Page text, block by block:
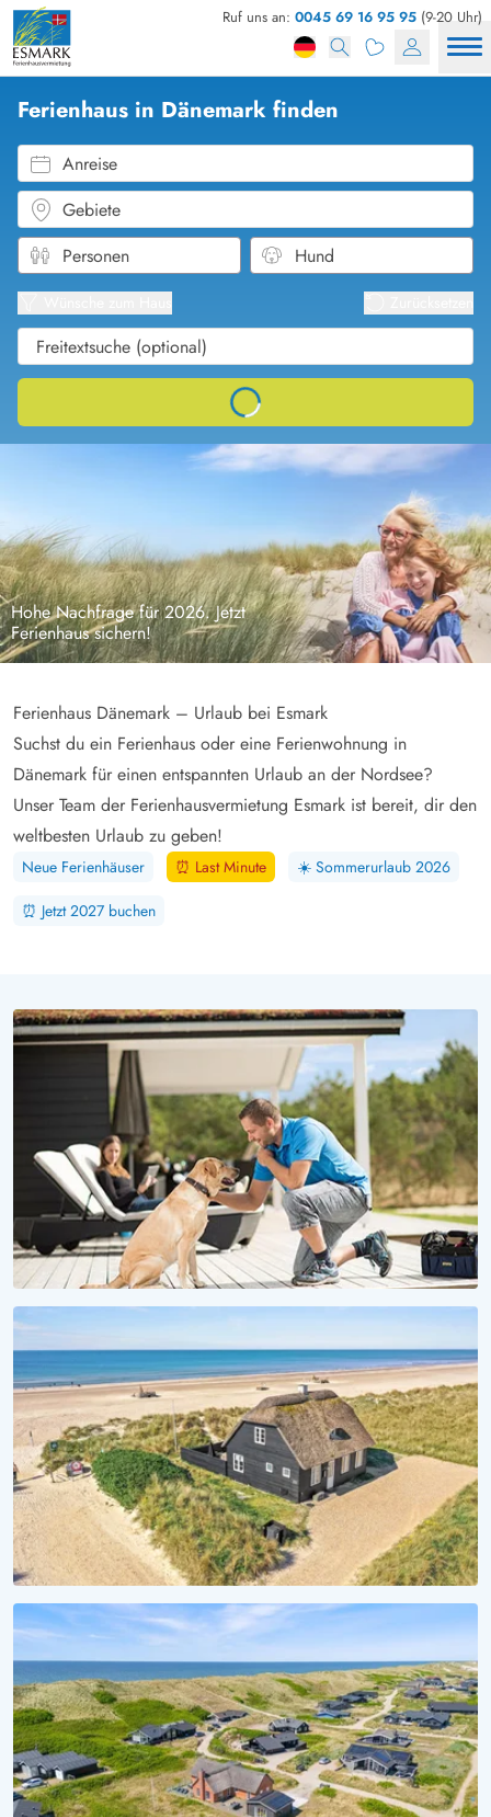
Ruf uns an: 0045 69 16 95 95 (9-20 Uhr)
Hohe Nachfrage für 2026. Jetzt
Ferienhaus sichern!
Ferienhaus Dänemark – Urlaub bei Esmark
Suchst du ein Ferienhaus oder eine Ferienwohnung in
Dänemark für einen entspannten Urlaub an der Nordsee?
Unser Team der Ferienhausvermietung Esmark ist bereit, dir den
weltbesten Urlaub zu geben!
Neue Ferienhäuser ⏰ Last Minute ☀️ Sommerurlaub 2026
⏰ Jetzt 2027 buchen
Ferienhaus in Dänemark finden
Anreise
Gebiete
Loading...
Ferienhäuser für Fellnasen
MEERTRÄUME
Aufwachen mit Wellenrauschen
Ferienhäuser direkt am Strand